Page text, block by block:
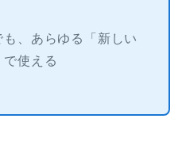
も、あらゆる「新しい
使える